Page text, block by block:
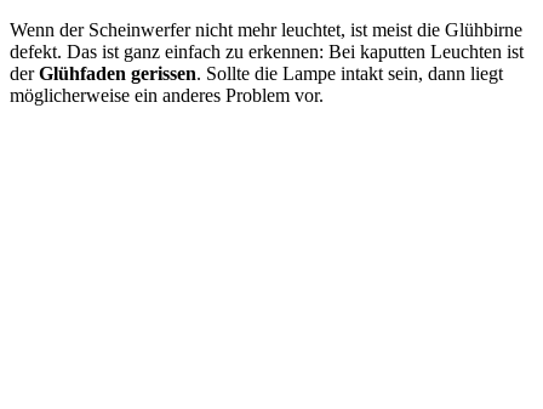
Wenn der Scheinwerfer nicht mehr leuchtet, ist meist die Glühbirne
defekt. Das ist ganz einfach zu erkennen: Bei kaputten Leuchten ist
derGlühfaden gerissen. Sollte die Lampe intakt sein, dann liegt
möglicherweise ein anderes Problem vor.